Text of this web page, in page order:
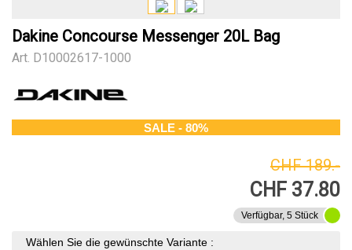
Dakine Concourse Messenger 20L Bag
Art. D10002617-1000
SALE - 80%
CHF 189.-
CHF 37.80
Verfügbar, 5 Stück
Wählen Sie die gewünschte Variante :